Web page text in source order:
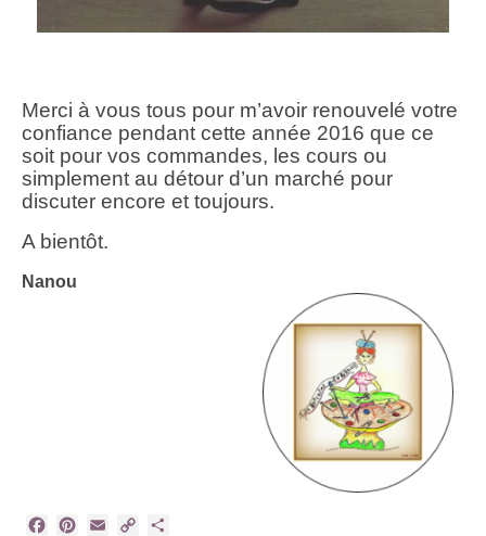
Merci à vous tous pour m’avoir renouvelé votre
confiance pendant cette année 2016 que ce
soit pour vos commandes, les cours ou
simplement au détour d’un marché pour
discuter encore et toujours.
A bientôt.
Nanou
Facebook
PinterestEmailCopy